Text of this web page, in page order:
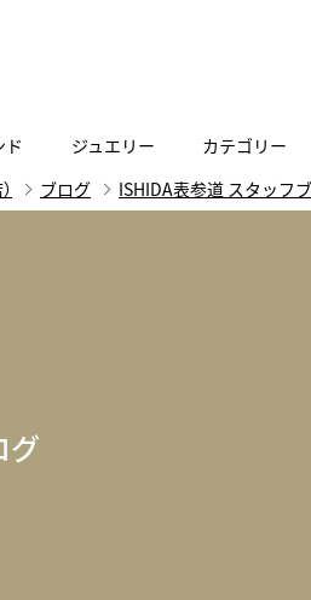
G H I J K
正規取
ヴィン
ジュエリー カテゴリー
GINZA SIX
会社概要
ご来店の予約
ブログ ISHIDA表参道 スタッフ
グ